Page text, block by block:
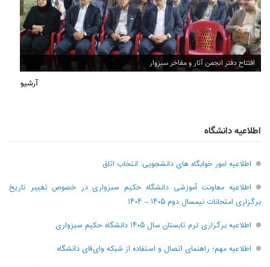
افتتاح دفتر انجمن آثار و مفاخر سبزوار
آرشیو
اطلاعیه دانشگاه
اطلاعیه امور خوابگاه های دانشجویی: انتخاب اتاق
اطلاعیه معاونت آموزشی دانشگاه حکیم سبزواری در خصوص تغییر تاریخ
برگزاری امتحانات نیمسال دوم ۱۴۰۵ – ۱۴۰۴
اطلاعیه برگزاری ترم تابستان سال ۱۴۰۵ دانشگاه حکیم سبزواری
اطلاعیه مهم؛ راهنمای اتصال و استفاده از شبکه وای‌فای دانشگاه